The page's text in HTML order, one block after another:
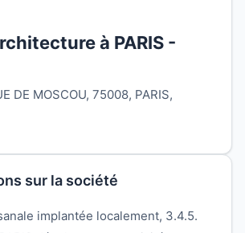
à PARIS -
DE MOSCOU, 75008, PARIS,
sur la société
implantée localement, 3.4.5.